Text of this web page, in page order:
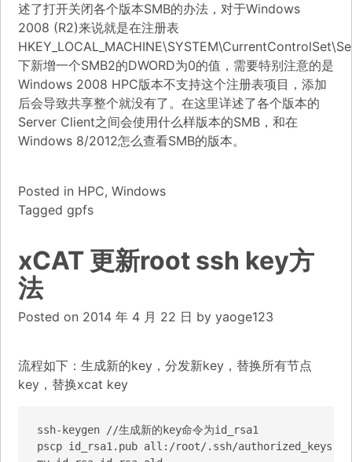
述了打开关闭各个版本SMB的办法，对于Windows
2008 (R2)来说就是在注册表
下新增一个SMB2的DWORD为0的值，需要特别注意的是
Windows 2008 HPC版本不支持这个注册表项目，添加
后会导致共享整个就没有了。在这里详述了各个版本的
Server Client之间会使用什么样版本的SMB，和在
Windows 8/2012怎么查看SMB的版本。
Posted in HPC, Windows
Tagged gpfs
xCAT 更新root ssh key方
法
Posted on 2014 年 4 月 22 日 by yaoge123
流程如下：生成新的key，分发新key，替换所有节点
key，替换xcat key
ssh-keygen //生成新的key命令为id_rsa1
pscp id_rsa1.pub all:/root/.ssh/authorized_keys